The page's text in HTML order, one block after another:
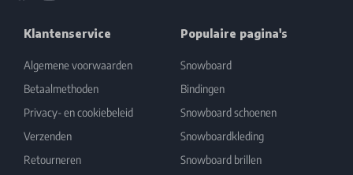
Klantenservice
Algemene voorwaarden
Betaalmethoden
Privacy- en cookiebeleid
Verzenden
Retourneren
Populaire pagina's
Snowboard
Bindingen
Snowboard schoenen
Snowboardkleding
Snowboard brillen